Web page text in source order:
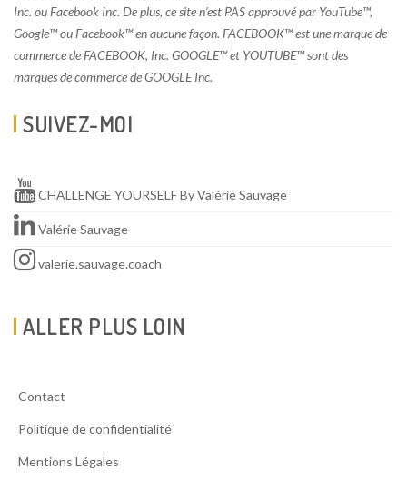
Inc. ou Facebook Inc. De plus, ce site n’est PAS approuvé par YouTube™,
Google™ ou Facebook™ en aucune façon. FACEBOOK™ est une marque de
commerce de FACEBOOK, Inc. GOOGLE™ et YOUTUBE™ sont des
marques de commerce de GOOGLE Inc.
SUIVEZ-MOI
CHALLENGE YOURSELF By Valérie Sauvage
Valérie Sauvage
valerie.sauvage.coach
ALLER PLUS LOIN
Contact
Politique de confidentialité
Mentions Légales